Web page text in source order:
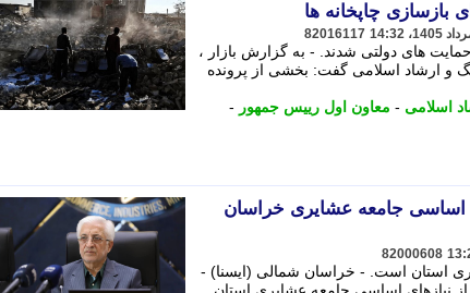
چاپخانه ها
82016117
های دولتی شدند. - به گزارش بازار ،
و ارشاد اسلامی گفت: بخشی از پرونده
اسلامی - معاون اول رییس جمهور -
اساسی جامعه عشایری خراسان
82000608
استان است. - خراسان شمالی (ایسنا) -